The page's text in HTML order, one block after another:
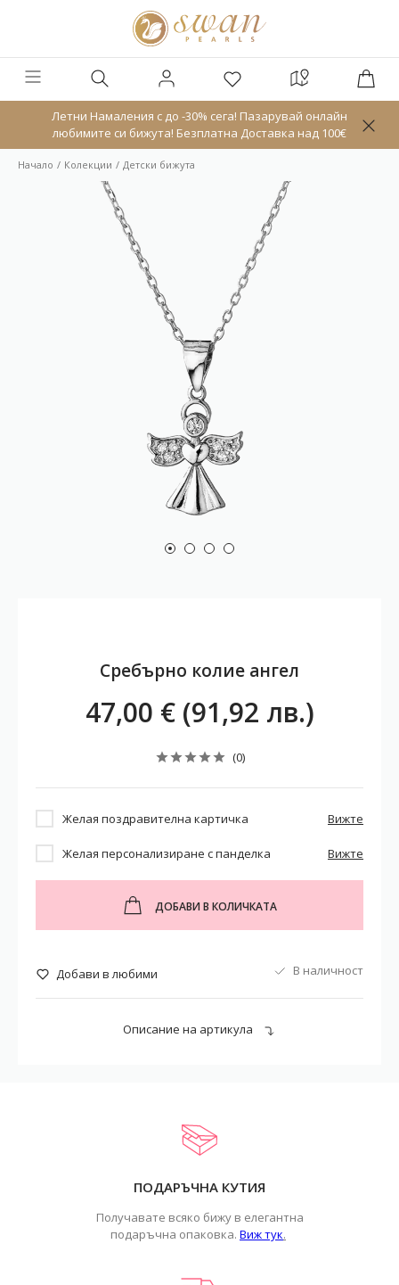
Летни Намаления с до -30% сега! Пазарувай онлайн
любимите си бижута! Безплатна Доставка над 100€
Начало Колекции Детски бижута
Сребърно колие ангел
47,00 € (91,92 лв.)
(0)
Желая поздравителна картичка Вижте
Желая персонализиране с панделка Вижте
ДОБАВИ В КОЛИЧКАТА
Добави в любими В наличност
Описание на артикула
ПОДАРЪЧНА КУТИЯ
Получавате всяко бижу в елегантна
подаръчна опаковка. Виж тук.